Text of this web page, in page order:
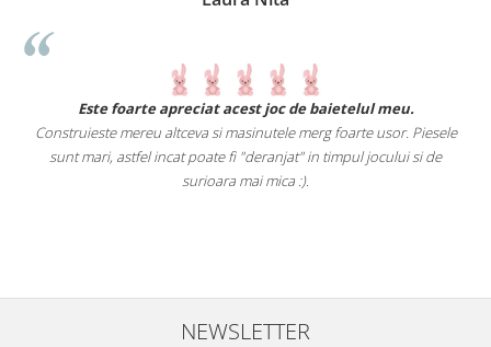
Este foarte apreciat acest joc de baietelul meu.
Construieste mereu altceva si masinutele merg foarte usor. Piesele
sunt mari, astfel incat poate fi "deranjat" in timpul jocului si de
surioara mai mica :).
NEWSLETTER